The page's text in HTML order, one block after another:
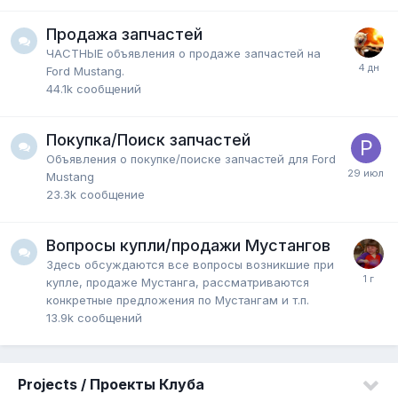
Продажа запчастей
ЧАСТНЫЕ объявления о продаже запчастей на
Ford Mustang.
44.1k сообщений
Покупка/Поиск запчастей
Объявления о покупке/поиске запчастей для Ford
Mustang
23.3k сообщение
Вопросы купли/продажи Мустангов
Здесь обсуждаются все вопросы возникшие при
купле, продаже Мустанга, рассматриваются
конкретные предложения по Мустангам и т.п.
13.9k сообщений
Projects / Проекты Клуба